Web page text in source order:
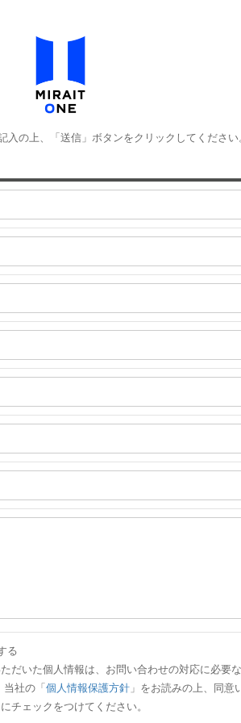
入の上、「送信」ボタンをクリックしてくださ
る
だいた個人情報は、お問い合わせの対応に必要
当社の「個人情報保護方針 」をお読みの上、同
チェックをつけてください。